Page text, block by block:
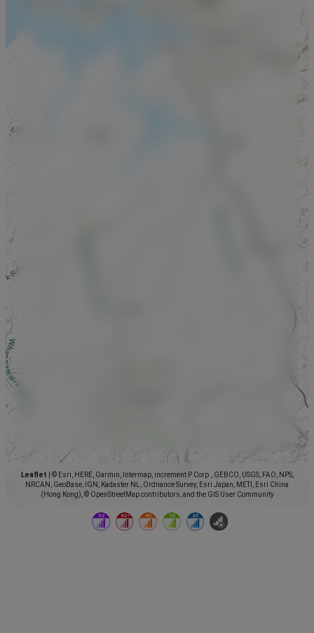
Leaflet
© Esri, HERE, Garmin, Intermap, increment P Corp., GEBCO, USGS, FAO, NPS,
NRCAN, GeoBase, IGN, Kadaster NL, Ordnance Survey, Esri Japan, METI, Esri China
(Hong Kong), © OpenStreetMap contributors, and the GIS User Community